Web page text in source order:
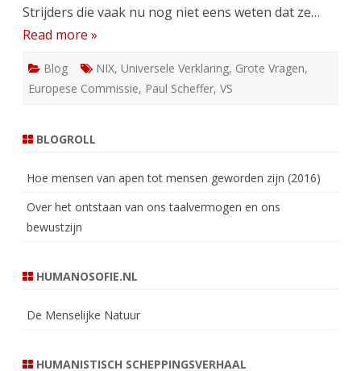
Strijders die vaak nu nog niet eens weten dat ze…
Read more »
Blog NIX, Universele Verklaring, Grote Vragen,
Europese Commissie, Paul Scheffer, VS
BLOGROLL
Hoe mensen van apen tot mensen geworden zijn (2016)
Over het ontstaan van ons taalvermogen en ons
bewustzijn
HUMANOSOFIE.NL
De Menselijke Natuur
HUMANISTISCH SCHEPPINGSVERHAAL